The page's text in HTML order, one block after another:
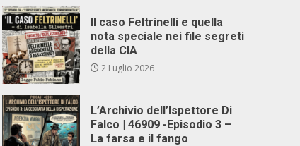
Il caso Feltrinelli e quella
nota speciale nei file segreti
della CIA
2 Luglio 2026
L’Archivio dell’Ispettore Di
Falco | 46909 -Episodio 3 –
La farsa e il fango